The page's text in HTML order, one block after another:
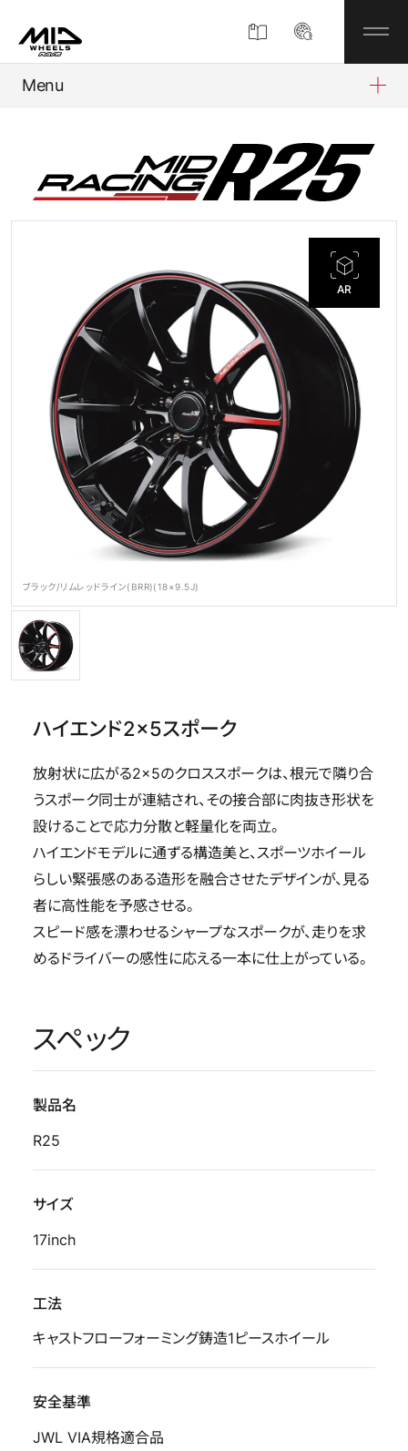
Menu
MIDについて
MIDディスプレイショップ
お知らせ
公式SNS
メディア ホイール検索
AR
ブラック/リムレッドライン(BRR)(18×9.5J)
ハイエンド2×5スポーク
放射状に広がる2×5のクロススポークは、根元で隣り合
うスポーク同士が連結され、その接合部に肉抜き形状を
設けることで応力分散と軽量化を両立。
ハイエンドモデルに通ずる構造美と、スポーツホイール
らしい緊張感のある造形を融合させたデザインが、見る
者に高性能を予感させる。
スピード感を漂わせるシャープなスポークが、走りを求
めるドライバーの感性に応える一本に仕上がっている。
スペック
製品名
R25
サイズ
17inch
工法
キャストフローフォーミング鋳造1ピースホイール
安全基準
JWL VIA規格適合品